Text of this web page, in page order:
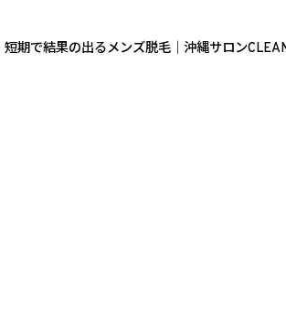
期で結果の出るメンズ脱毛｜沖縄サロン